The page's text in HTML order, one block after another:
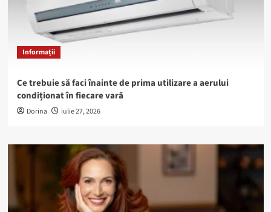
Informații
Ce trebuie să faci înainte de prima utilizare a aerului
condiționat în fiecare vară
Dorina iulie 27, 2026